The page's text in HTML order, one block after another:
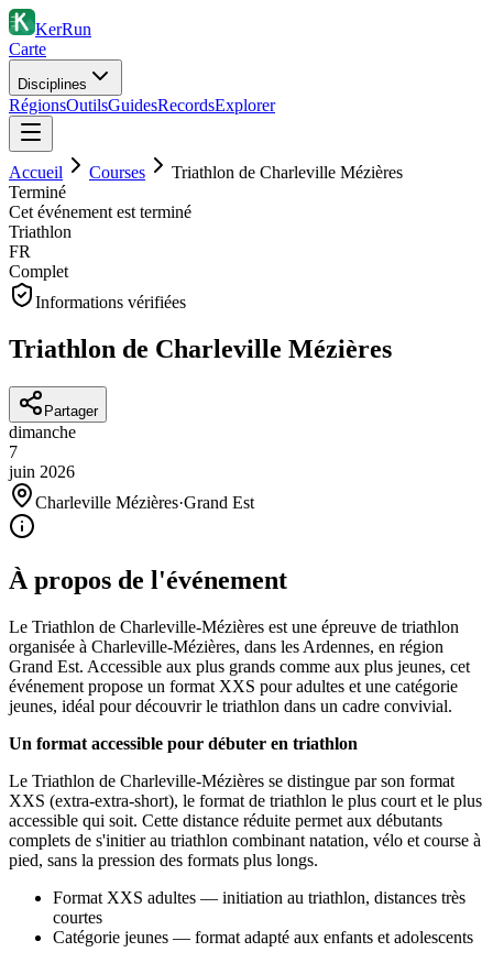
KerRun
Carte
Disciplines
RégionsOutilsGuidesRecordsExplorer
Accueil Courses
Triathlon de Charleville Mézières
Terminé
Cet événement est terminé
Triathlon
FR
Complet
Informations vérifiées
Triathlon de Charleville Mézières
Partager
dimanche
7
juin 2026
Charleville Mézières·Grand Est
À propos de l'événement
Le Triathlon de Charleville-Mézières est une épreuve de triathlon
organisée à Charleville-Mézières, dans les Ardennes, en région
Grand Est. Accessible aux plus grands comme aux plus jeunes, cet
événement propose un format XXS pour adultes et une catégorie
jeunes, idéal pour découvrir le triathlon dans un cadre convivial.
Un format accessible pour débuter en triathlon
Le Triathlon de Charleville-Mézières se distingue par son format
XXS (extra-extra-short), le format de triathlon le plus court et le plus
accessible qui soit. Cette distance réduite permet aux débutants
complets de s'initier au triathlon combinant natation, vélo et course à
pied, sans la pression des formats plus longs.
Format XXS adultes — initiation au triathlon, distances très
courtes
Catégorie jeunes — format adapté aux enfants et adolescents